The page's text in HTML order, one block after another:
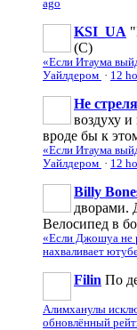
ago
KSI_UA
(С)
«Если Итаума
Уайлдером · 12
Не
воздуху и
вроде бы к
«Если Итаума
Уайлдером · 12
Billy
дворами.
Велосипед в
«Если Джошуа не
нахваливает
Filin По
Алимханулы
обновлённый